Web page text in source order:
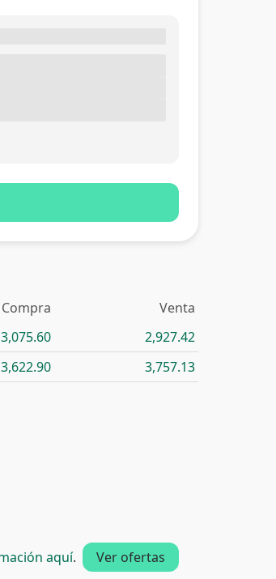
Compra
Venta
3,075.60
2,927.42
3,622.90 3,757.13
aquí. Ver ofertas